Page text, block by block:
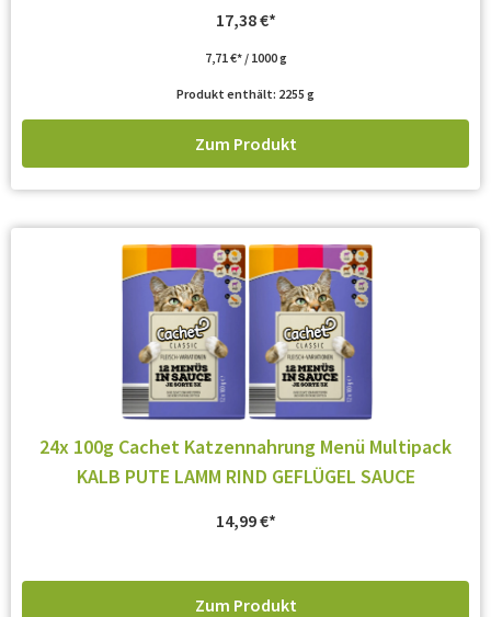
17,38€
7,71€ / 1000g
Produkt enthält: 2255 g
Zum Produkt
24x 100g Cachet Katzennahrung Menü Multipack
KALB PUTE LAMM RIND GEFLÜGEL SAUCE
14,99€
Zum Produkt